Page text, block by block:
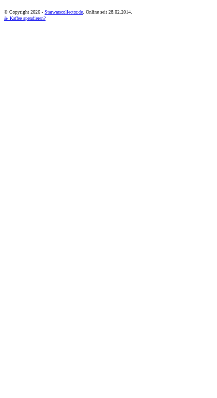
© Copyright 2026 - Starwarscollector.de . Online seit 28.02.2014.
☕ Kaffee spendieren?